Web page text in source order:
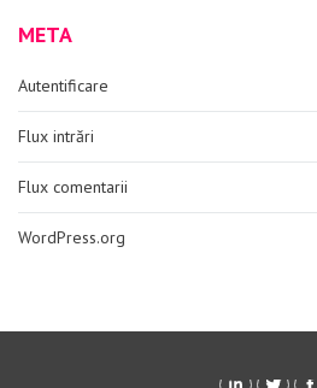
META
Autentificare
Flux intrări
Flux comentarii
WordPress.org